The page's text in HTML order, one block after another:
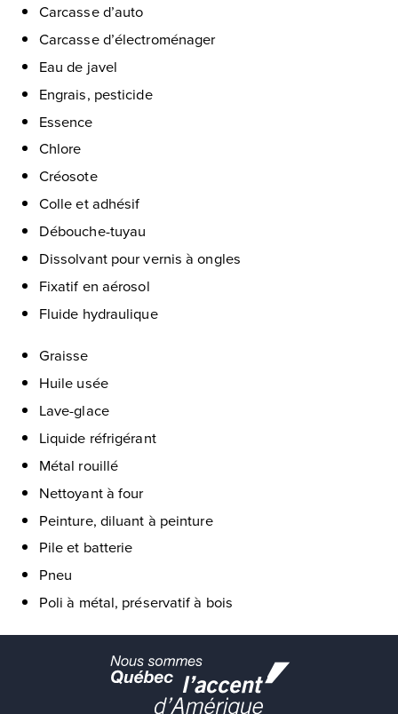
Carcasse d’auto
Carcasse d’électroménager
Eau de javel
Engrais, pesticide
Essence
Chlore
Créosote
Colle et adhésif
Débouche-tuyau
Dissolvant pour vernis à ongles
Fixatif en aérosol
Fluide hydraulique
Graisse
Huile usée
Lave-glace
Liquide réfrigérant
Métal rouillé
Nettoyant à four
Peinture, diluant à peinture
Pile et batterie
Pneu
Poli à métal, préservatif à bois